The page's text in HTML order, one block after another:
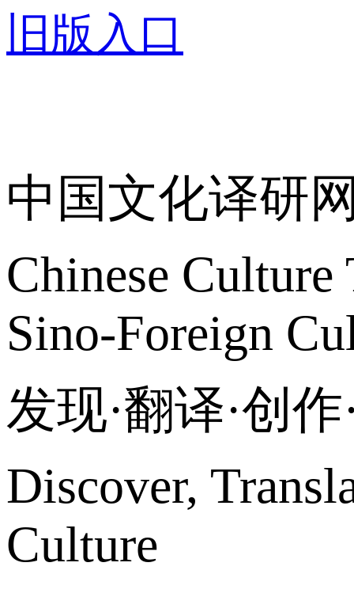
旧版入口
中国文化译研
Chinese
Sino-Foreign
发现·翻译·创
Discover,
Culture